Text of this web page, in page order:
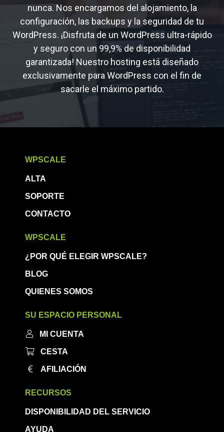
nunca. Nos encargamos del alojamiento, la
configuración, las backups y la seguridad de tu
WordPress. ¡Disfruta de un WordPress ultra-rápido
y seguro con un 99,9% de disponibilidad
garantizada! Nuestro hosting está diseñado
exclusivamente para WordPress con el fin de
sacarle el máximo partido.
WPSCALE
ALTA
SOPORTE
CONTACTO
WPSCALE
¿POR QUÉ ELEGIR WPSCALE?
BLOG
QUIENES SOMOS
SU ESPACIO PERSONAL
MI CUENTA
CESTA
AFILIACIÓN
RECURSOS
DISPONIBILIDAD DEL SERVICIO
AYUDA